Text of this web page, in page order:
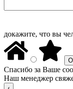
докажите, что вы
Спасибо за Ваше
Наш менеджер